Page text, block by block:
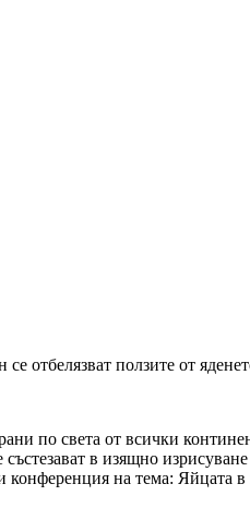
отбелязват ползите от
по света от всички
в изящно
конференция на тема: Яйцата в